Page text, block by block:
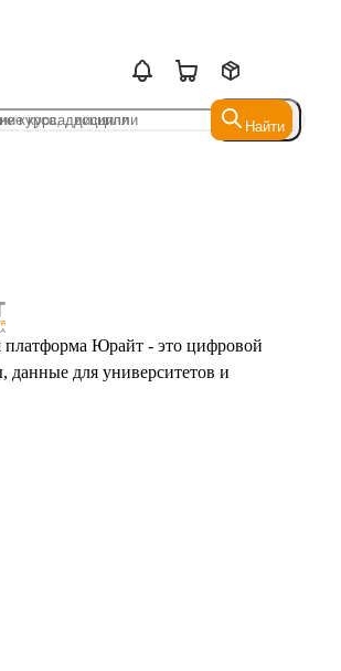
Найти
Найти
платформа Юрайт - это цифровой
данные для университетов и